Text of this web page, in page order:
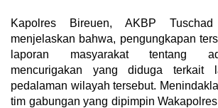
Kapolres Bireuen, AKBP
menjelaskan bahwa, pengungkapan
laporan masyarakat tentang
mencurigakan yang diduga terkait
pedalaman wilayah tersebut.
tim gabungan yang dipimpin